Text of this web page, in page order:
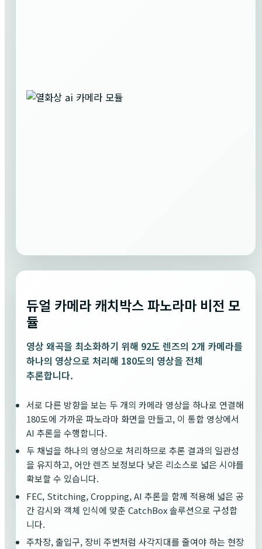
듀얼 카메라 캐치박스 파노라마 비전 모
듈
영상 왜곡을 최소화하기 위해 92도 렌즈의 2개 카메라를
하나의 영상으로 처리해 180도의 영상을 전체
추론합니다.
서로 다른 방향을 보는 두 개의 카메라 영상을 하나로 연결해
180도에 가까운 파노라마 화면을 만들고, 이 통합 영상에서
AI 추론을 수행합니다.
두 채널을 하나의 영상으로 처리하므로 추론 결과의 일관성
을 유지하고, 어안 렌즈 보정보다 낮은 리소스로 넓은 시야를
확보할 수 있습니다.
FEC, Stitching, Cropping, AI 추론을 함께 적용해 넓은 공
간 감시와 객체 인식에 맞춘 CatchBox 솔루션으로 구성합
니다.
주차장, 출입구, 장비 주변처럼 사각지대를 줄여야 하는 현장